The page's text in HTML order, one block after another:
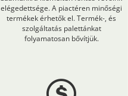
elégedettsége. A piactéren minőségi
termékek érhetők el. Termék-, és
szolgáltatás palettánkat
folyamatosan bővítjük.